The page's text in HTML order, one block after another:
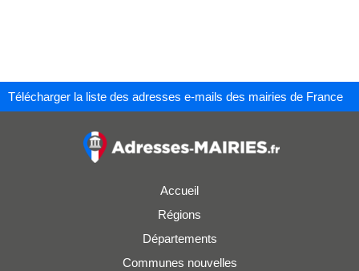
Télécharger la liste des adresses e-mails des mairies de France
Accueil
Régions
Départements
Communes nouvelles